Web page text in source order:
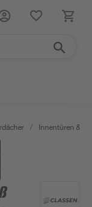
/ Innentüren &